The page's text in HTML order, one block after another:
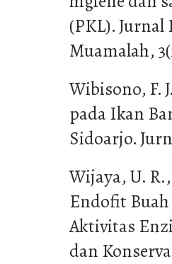
(PKL).
Muamalah,
Wibisono, F.
pada Ikan
Sidoarjo.
Wijaya, U.
Endofit
Aktivitas
dan